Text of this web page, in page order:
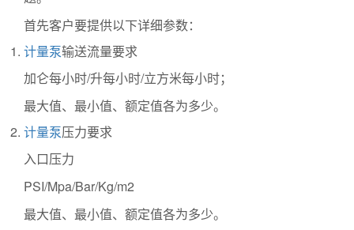
首先客户要提供以下详细参数：
计量泵输送流量要求
加仑每小时/升每小时/立方米每小时；
最大值、最小值、额定值各为多少。
计量泵压力要求
入口压力
PSI/Mpa/Bar/Kg/m2
最大值、最小值、额定值各为多少。